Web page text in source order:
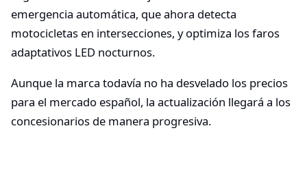
emergencia automática, que ahora detecta
motocicletas en intersecciones, y optimiza los faros
adaptativos LED nocturnos.
Aunque la marca todavía no ha desvelado los precios
para el mercado español, la actualización llegará a los
concesionarios de manera progresiva.